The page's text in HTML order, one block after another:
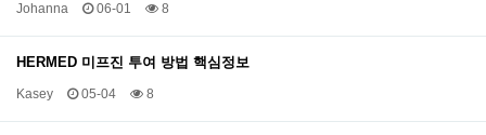
Johanna 06-01 8
HERMED 미프진 투여 방법 핵심정보
Kasey 05-04 8